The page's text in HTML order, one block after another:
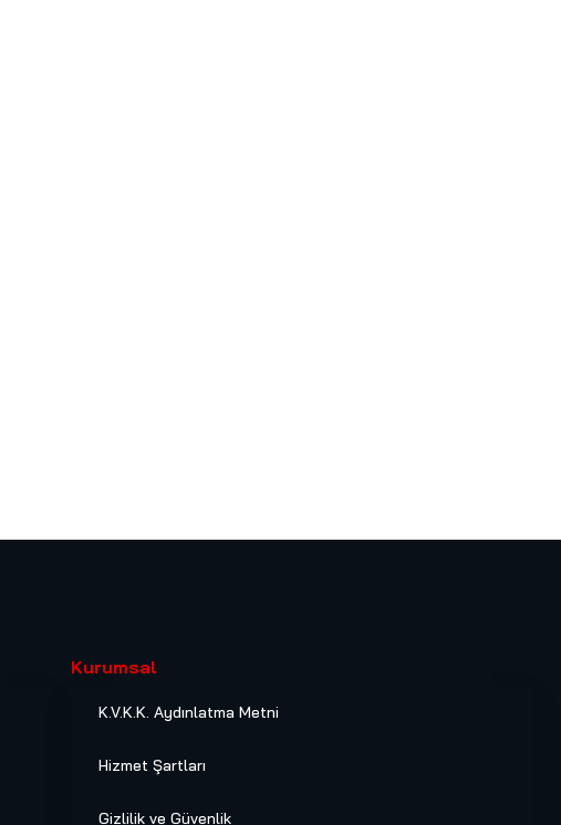
Kurumsal
K.V.K.K. Aydınlatma Metni
Hizmet Şartları
Gizlilik ve Güvenlik